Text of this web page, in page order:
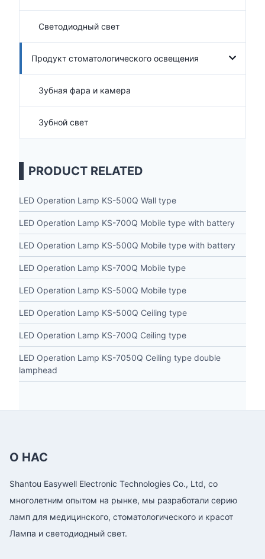
Светодиодный свет
Продукт стоматологического освещения
Зубная фара и камера
Зубной свет
PRODUCT RELATED
LED Operation Lamp KS-500Q Wall type
LED Operation Lamp KS-700Q Mobile type with battery
LED Operation Lamp KS-500Q Mobile type with battery
LED Operation Lamp KS-700Q Mobile type
LED Operation Lamp KS-500Q Mobile type
LED Operation Lamp KS-500Q Ceiling type
LED Operation Lamp KS-700Q Ceiling type
LED Operation Lamp KS-7050Q Ceiling type double
lamphead
О НАС
Shantou Easywell Electronic Technologies Co., Ltd, со
многолетним опытом на рынке, мы разработали серию
ламп для медицинского, стоматологического и красот
Лампа и светодиодный свет.